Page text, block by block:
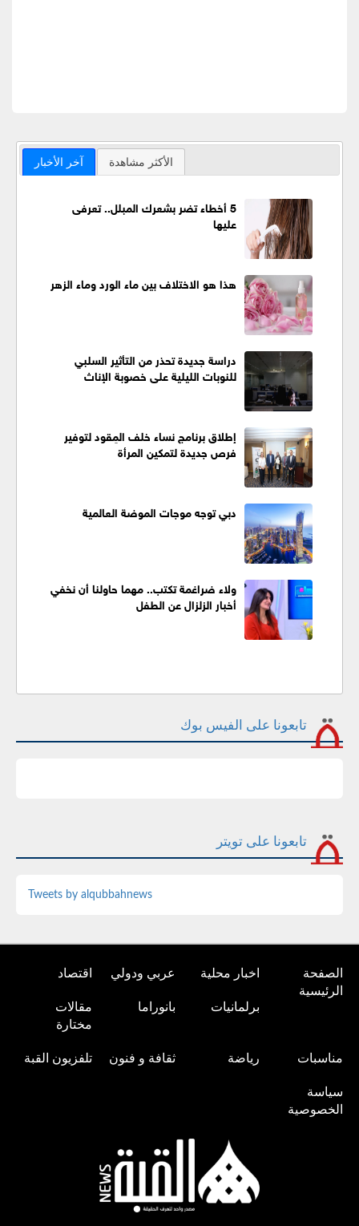
آخر الأخبار الأكثر مشاهدة
5 أخطاء تضر بشعرك المبلل.. تعرفى
عليها
هذا هو الاختلاف بين ماء الورد وماء الزهر
دراسة جديدة تحذر من التأثير السلبي
للنوبات الليلية على خصوبة الإناث
إطلاق برنامج نساء خلف المِقود لتوفير
فرص جديدة لتمكين المرأة
دبي توجه موجات الموضة العالمية
ولاء ضراغمة تكتب.. مهما حاولنا أن نخفي
أخبار الزلزال عن الطفل
تابعونا على الفيس بوك
تابعونا على تويتر
Tweets by alqubbahnews
الصفحة
الرئيسية
اخبار محلية عربي ودولي اقتصاد
برلمانيات بانوراما
مقالات
مختارة
مناسبات رياضة ثقافة و فنون تلفزيون القبة
سياسة
الخصوصية